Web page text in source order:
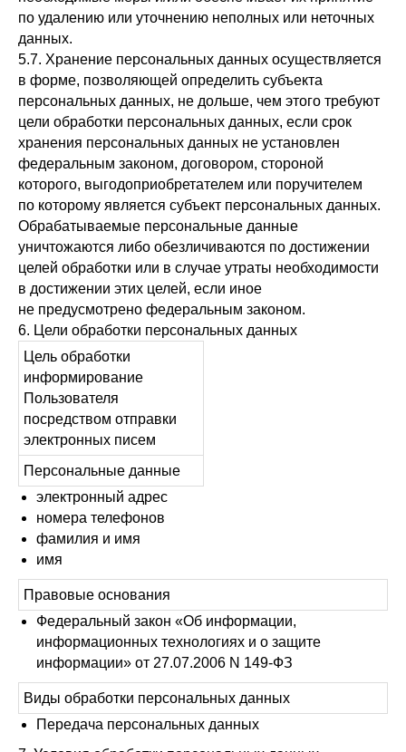
по удалению или уточнению неполных или неточных
данных.
5.7. Хранение персональных данных осуществляется
в форме, позволяющей определить субъекта
персональных данных, не дольше, чем этого требуют
цели обработки персональных данных, если срок
хранения персональных данных не установлен
федеральным законом, договором, стороной
которого, выгодоприобретателем или поручителем
по которому является субъект персональных данных.
Обрабатываемые персональные данные
уничтожаются либо обезличиваются по достижении
целей обработки или в случае утраты необходимости
в достижении этих целей, если иное
не предусмотрено федеральным законом.
6. Цели обработки персональных данных
Цель обработки
информирование
Пользователя
посредством отправки
электронных писем
Персональные данные
электронный адрес
номера телефонов
фамилия и имя
имя
Правовые основания
Федеральный закон «Об информации,
информационных технологиях и о защите
информации» от 27.07.2006 N 149-ФЗ
Виды обработки персональных данных
Передача персональных данных